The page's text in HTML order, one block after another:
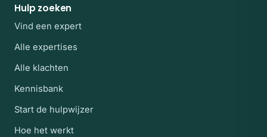
Hulp zoeken
Vind een expert
Alle expertises
Alle klachten
Kennisbank
Start de hulpwijzer
Hoe het werkt